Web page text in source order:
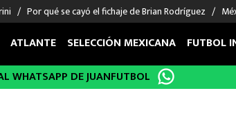
Por qué se cayó el fichaje de Brian Rodríguez
FIGURAS
DEPORTES
ATLANTE SELECCIÓN MEXICANA FUTBOL
WHATSAPP DE JUANFUTBOL